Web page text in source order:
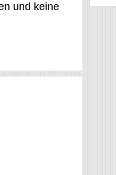
und keine